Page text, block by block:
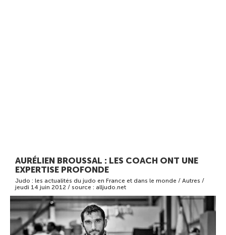
AURÉLIEN BROUSSAL : LES COACH ONT UNE
EXPERTISE PROFONDE
Judo : les actualités du judo en France et dans le monde / Autres /
jeudi 14 juin 2012 / source : alljudo.net